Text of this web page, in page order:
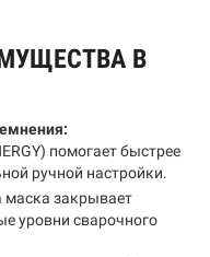
В
помогает быстрее
ручной настройки.
маска закрывает
уровни сварочного